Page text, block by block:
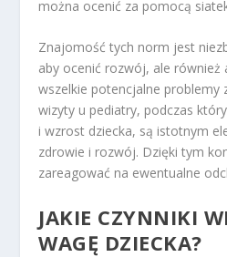
można ocenić za pomocą
Znajomość tych norm jest
aby ocenić rozwój, ale również
wszelkie potencjalne problemy
wizyty u pediatry, podczas
i wzrost dziecka, są istotnym
zdrowie i rozwój. Dzięki tym
zareagować na ewentualne
JAKIE CZYNNIKI
WAGĘ DZIECKA?